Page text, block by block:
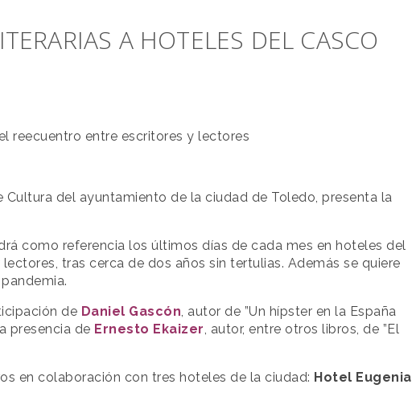
A HOTELES DEL CASCO
reecuentro entre escritores y lectores
del ayuntamiento de la ciudad de Toledo, presenta la
como referencia los últimos días de cada mes en hoteles del
tras cerca de dos años sin tertulias. Además se quiere
de Daniel Gascón, autor de ”Un hípster en la España
presencia de Ernesto Ekaizer, autor, entre otros libros, de ”El
en colaboración con tres hoteles de la ciudad: Hotel Eugenia